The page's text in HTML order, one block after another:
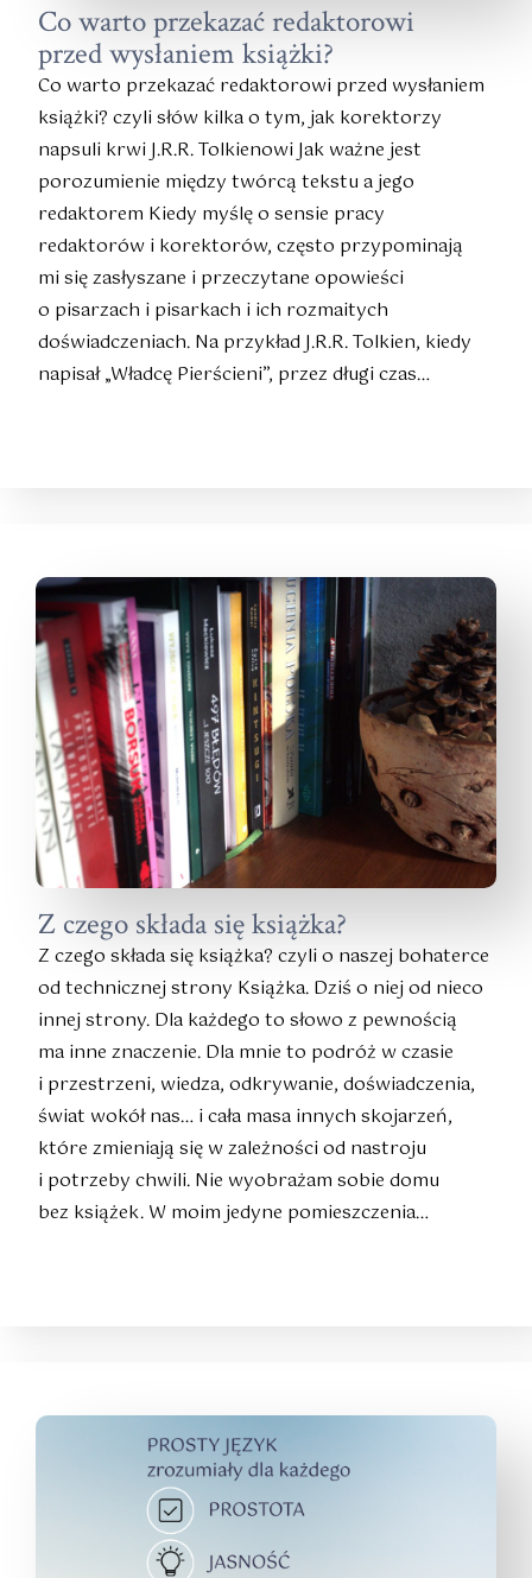
Co warto przekazać redaktorowi
przed wysłaniem książki?
Co warto przekazać redaktorowi przed wysłaniem
książki? czyli słów kilka o tym, jak korektorzy
napsuli krwi J.R.R. Tolkienowi Jak ważne jest
porozumienie między twórcą tekstu a jego
redaktorem Kiedy myślę o sensie pracy
redaktorów i korektorów, często przypominają
mi się zasłyszane i przeczytane opowieści
o pisarzach i pisarkach i ich rozmaitych
doświadczeniach. Na przykład J.R.R. Tolkien, kiedy
napisał „Władcę Pierścieni”, przez długi czas…
Z czego składa się książka?
Z czego składa się książka? czyli o naszej bohaterce
od technicznej strony Książka. Dziś o niej od nieco
innej strony. Dla każdego to słowo z pewnością
ma inne znaczenie. Dla mnie to podróż w czasie
i przestrzeni, wiedza, odkrywanie, doświadczenia,
świat wokół nas… i cała masa innych skojarzeń,
które zmieniają się w zależności od nastroju
i potrzeby chwili. Nie wyobrażam sobie domu
bez książek. W moim jedyne pomieszczenia…